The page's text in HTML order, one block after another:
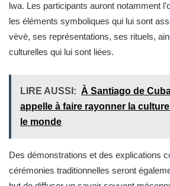
lwa. Les participants auront notamment
les éléments symboliques qui lui sont
vèvè, ses représentations, ses rituels,
culturelles qui lui sont liées.
LIRE AUSSI: À Santiago de
appelle à faire rayonner la
le monde
Des démonstrations et des explications
cérémonies traditionnelles seront